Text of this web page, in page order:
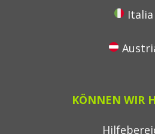
Italia
KÖNNEN WIR